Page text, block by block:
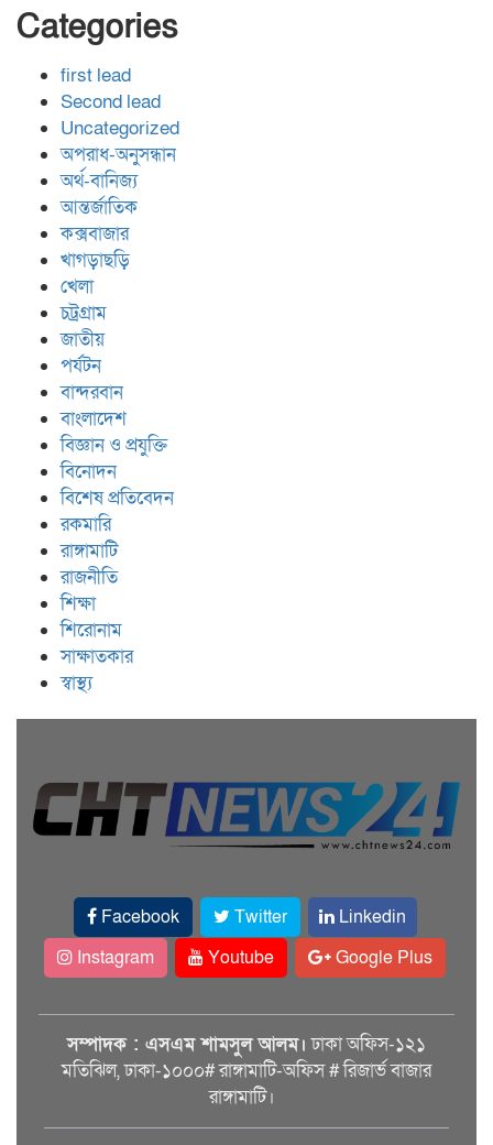
Categories
first lead
Second lead
Uncategorized
অপরাধ-অনুসন্ধান
অর্থ-বানিজ্য
আন্তর্জাতিক
কক্সবাজার
খাগড়াছড়ি
খেলা
চট্রগ্রাম
জাতীয়
পর্যটন
বান্দরবান
বাংলাদেশ
বিজ্ঞান ও প্রযুক্তি
বিনোদন
বিশেষ প্রতিবেদন
রকমারি
রাঙ্গামাটি
রাজনীতি
শিক্ষা
শিরোনাম
সাক্ষাতকার
স্বাস্থ্য
Facebook Twitter
Linkedin
Instagram
Youtube Google Plus
সম্পাদক : এসএম শামসুল আলম। ঢাকা অফিস-১২১
মতিঝিল, ঢাকা-১০০০# রাঙ্গামাটি-অফিস # রিজার্ভ বাজার
রাঙ্গামাটি।